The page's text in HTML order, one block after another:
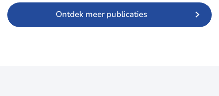
Ontdek meer publicaties